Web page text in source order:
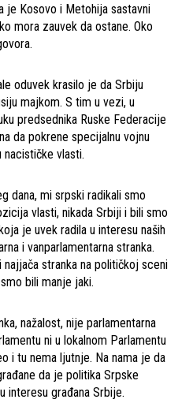
je Kosovo i Metohija sastavni
mora zauvek da ostane. Oko
oduvek krasilo je da Srbiju
majkom. S tim u vezi, u
predsednika Ruske Federacije
da pokrene specijalnu vojnu
vlasti.
dana, mi srpski radikali smo
vlasti, nikada Srbiji i bili smo
je uvek radila u interesu naših
i vanparlamentarna stranka.
stranka na političkoj sceni
bili manje jaki.
nažalost, nije parlamentarna
ni u lokalnom Parlamentu
i tu nema ljutnje. Na nama je da
da je politika Srpske
interesu građana Srbije.